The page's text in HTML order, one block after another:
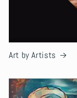
Art by Artists